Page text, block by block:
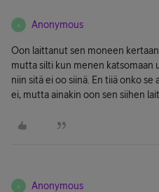
A Anonymous
Oon laittanut sen moneen
mutta silti kun menen katsomaan
niin sitä ei oo siinä. En tiiä onko
ei, mutta ainakin oon sen siihen
A Anonymous